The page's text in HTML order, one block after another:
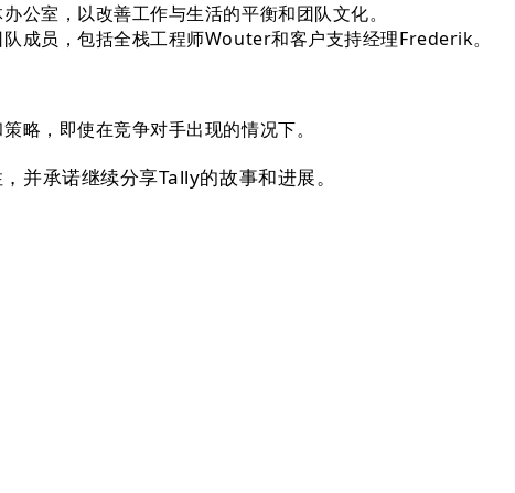
公室，以改善工作与生活的平衡和团队文化。
成员，包括全栈工程师Wouter和客户支持经理Frederik。
略，即使在竞争对手出现的情况下。
并承诺继续分享Tally的故事和进展。